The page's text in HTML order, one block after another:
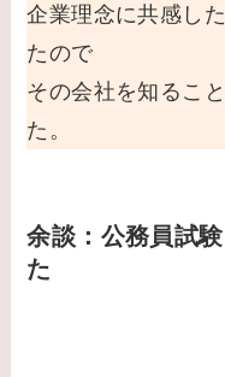
企業理念に共感し
たので
その会社を知るこ
た。
余談：公務員試
た